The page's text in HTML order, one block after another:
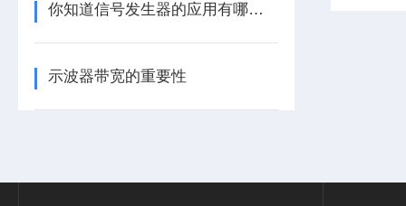
你知道信号发生器的应用有哪些么？
示波器带宽的重要性